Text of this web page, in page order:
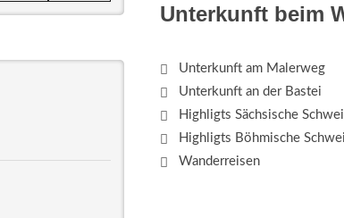
Unterkunft beim
Unterkunft am Malerweg
Unterkunft an der Bastei
Highligts Sächsische
Highligts Böhmische
Wanderreisen